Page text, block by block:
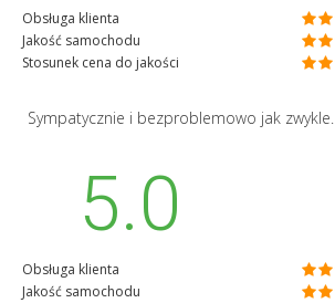
Obsługa klienta
Jakość samochodu
Stosunek cena do jakości
Sympatycznie i bezproblemowo jak zwykle.
5.0
Obsługa klienta
Jakość samochodu